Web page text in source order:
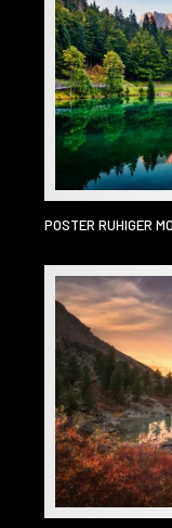
POSTER RUHIGER
ALPEN MIT
UDINE, ITALIEN,